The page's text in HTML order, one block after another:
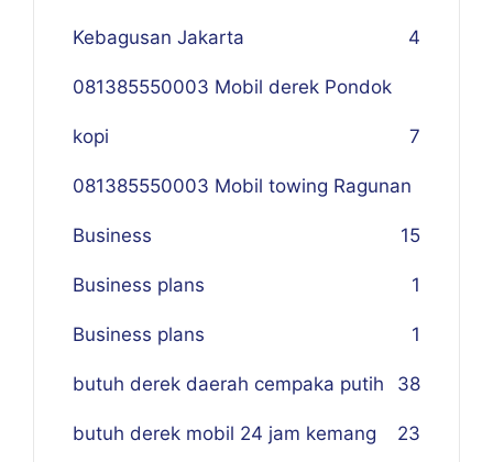
Kebagusan Jakarta 4
081385550003 Mobil derek Pondok
kopi 7
081385550003 Mobil towing Ragunan
5
Business 1
Business plans 1
Business plans 1
butuh derek daerah cempaka putih 38
butuh derek mobil 24 jam kemang 23